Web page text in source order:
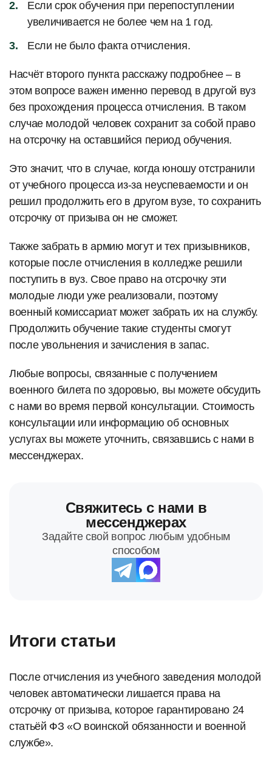
Если срок обучения при перепоступлении
увеличивается не более чем на 1 год.
Если не было факта отчисления.
Насчёт второго пункта расскажу подробнее – в
этом вопросе важен именно перевод в другой вуз
без прохождения процесса отчисления. В таком
случае молодой человек сохранит за собой право
на отсрочку на оставшийся период обучения.
Это значит, что в случае, когда юношу отстранили
от учебного процесса из-за неуспеваемости и он
решил продолжить его в другом вузе, то сохранить
отсрочку от призыва он не сможет.
Также забрать в армию могут и тех призывников,
которые после отчисления в колледже решили
поступить в вуз. Свое право на отсрочку эти
молодые люди уже реализовали, поэтому
военный комиссариат может забрать их на службу.
Продолжить обучение такие студенты смогут
после увольнения и зачисления в запас.
Любые вопросы, связанные с получением
военного билета по здоровью, вы можете обсудить
с нами во время первой консультации. Стоимость
консультации или информацию об основных
услугах вы можете уточнить, связавшись с нами в
мессенджерах.
Свяжитесь с нами в
мессенджерах
Задайте свой вопрос любым удобным
способом
Итоги статьи
После отчисления из учебного заведения молодой
человек автоматически лишается права на
отсрочку от призыва, которое гарантировано 24
статьёй ФЗ «О воинской обязанности и военной
службе».